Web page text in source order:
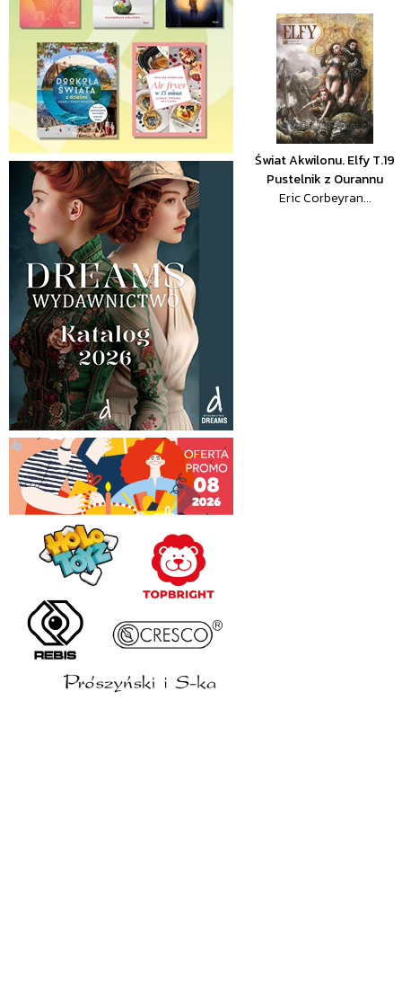
Świat Akwilonu. Elfy T.19
Pustelnik z Ourannu
Eric Corbeyran...